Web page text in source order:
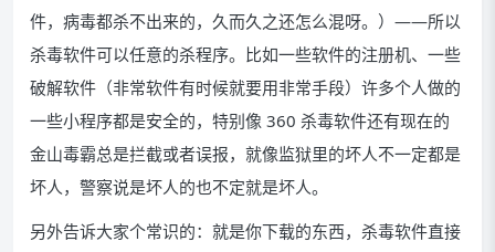
件，病毒都杀不出来的，久而久之还怎么混呀。）——所以
杀毒软件可以任意的杀程序。比如一些软件的注册机、一些
破解软件（非常软件有时候就要用非常手段）许多个人做的
一些小程序都是安全的，特别像 360 杀毒软件还有现在的
金山毒霸总是拦截或者误报，就像监狱里的坏人不一定都是
坏人，警察说是坏人的也不定就是坏人。
另外告诉大家个常识的：就是你下载的东西，杀毒软件直接